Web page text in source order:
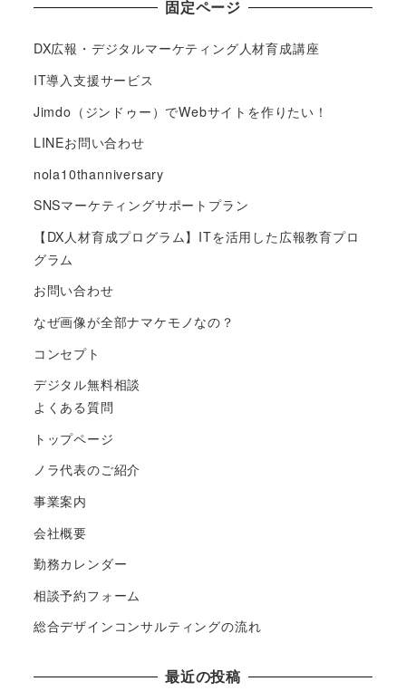
固定ページ
DX広報・デジタルマーケティング人材育成講座
IT導入支援サービス
Jimdo（ジンドゥー）でWebサイトを作りたい！
LINEお問い合わせ
nola10thanniversary
SNSマーケティングサポートプラン
【DX人材育成プログラム】ITを活用した広報教育プロ
グラム
お問い合わせ
なぜ画像が全部ナマケモノなの？
コンセプト
デジタル無料相談
よくある質問
トップページ
ノラ代表のご紹介
事業案内
会社概要
勤務カレンダー
相談予約フォーム
総合デザインコンサルティングの流れ
最近の投稿